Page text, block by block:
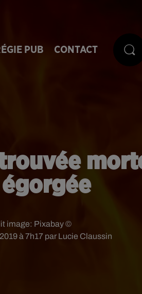
PUB CONTACT
à 7h17 par Lucie Claussin
image: Pixabay ©